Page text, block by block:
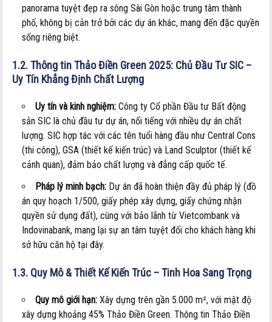
panorama tuyệt đẹp ra sông Sài Gòn hoặc trung tâm thành
phố, không bị cản trở bởi các dự án khác, mang đến đặc quyền
sống riêng biệt.
1.2. Thông tin Thảo Điền Green 2025: Chủ Đầu Tư SIC –
Uy Tín Khẳng Định Chất Lượng
Uy tín và kinh nghiệm: Công ty Cổ phần Đầu tư Bất động
sản SIC là chủ đầu tư dự án, nổi tiếng với nhiều dự án chất
lượng. SIC hợp tác với các tên tuổi hàng đầu như Central Cons
(thi công), GSA (thiết kế kiến trúc) và Land Sculptor (thiết kế
cảnh quan), đảm bảo chất lượng và đẳng cấp quốc tế.
Pháp lý minh bạch: Dự án đã hoàn thiện đầy đủ pháp lý (đồ
án quy hoạch 1/500, giấy phép xây dựng, giấy chứng nhận
quyền sử dụng đất), cùng với bảo lãnh từ Vietcombank và
Indovinabank, mang lại sự an tâm tuyệt đối cho khách hàng khi
sở hữu căn hộ tại đây.
1.3. Quy Mô & Thiết Kế Kiến Trúc – Tinh Hoa Sang Trọng
Quy mô giới hạn: Xây dựng trên gần 5.000 m², với mật độ
xây dựng khoảng 45% Thảo Điền Green. Thông tin Thảo Điền